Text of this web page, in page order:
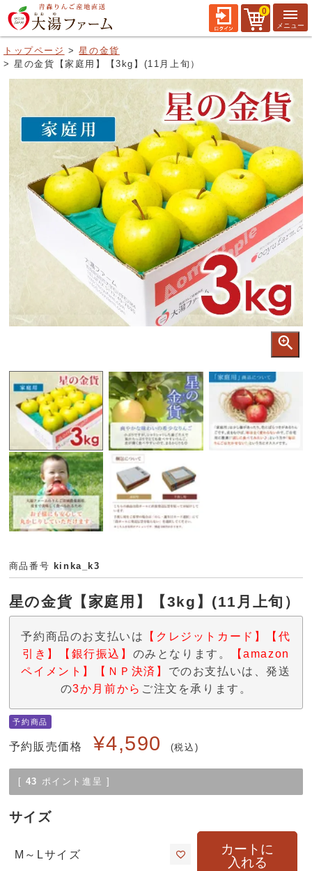
0
トップページ
星の金貨
星の金貨【家庭用】【3kg】(11月上旬）
商品番号 kinka_k3
星の金貨【家庭用】【3kg】(11月上旬）
予約商品のお支払いは
【クレジットカード】【代
引き】【銀行振込】 のみとなります。
【amazon
ペイメント】【ＮＰ決済】 でのお支払いは、発送
の3か月前から ご注文を承ります。
予約商品
予約販売価格 ¥4,590 税込
[ 43 ポイント進呈 ]
サイズ
M～Lサイズ
カートに
入れる